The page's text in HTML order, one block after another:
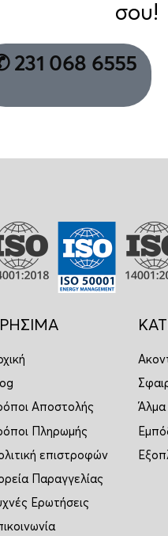
σου!
231 068 6555
Αποστολής
Πληρωμής
επιστροφών
Παραγγελίας
Ερωτήσεις
Άλμα